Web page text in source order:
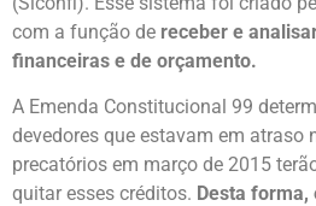
com a função de receber e
financeiras e de orçamento.
A Emenda Constitucional 99
devedores que estavam em atraso
precatórios em março de 2015
quitar esses créditos. Desta forma,